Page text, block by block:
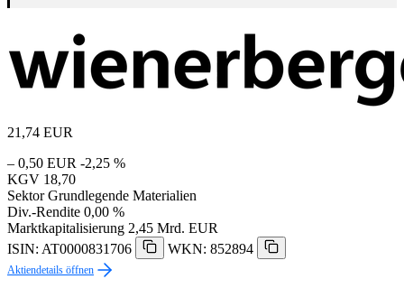
21,74 EUR
– 0,50 EUR -2,25 %
KGV 18,70
Sektor Grundlegende Materialien
Div.-Rendite 0,00 %
Marktkapitalisierung 2,45 Mrd. EUR
ISIN: AT0000831706
WKN: 852894
Aktiendetails öffnen